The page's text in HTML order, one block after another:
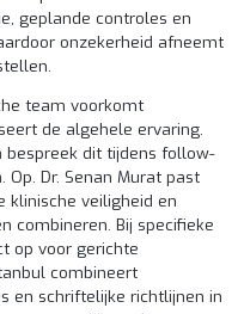
geplande controles en
onzekerheid afneemt
team voorkomt
de algehele ervaring.
dit tijdens follow-
Dr. Senan Murat past
klinische veiligheid en
combineren. Bij specifieke
op voor gerichte
combineert
en schriftelijke richtlijnen in